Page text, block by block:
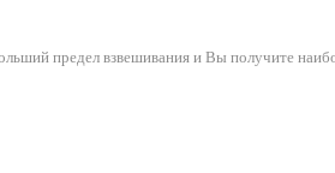
предел взвешивания и Вы получите